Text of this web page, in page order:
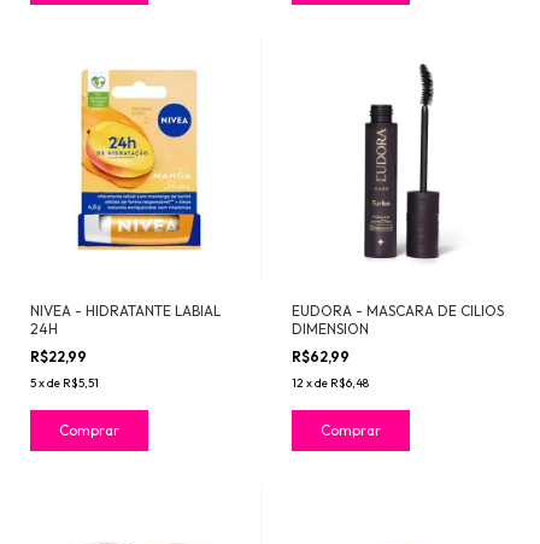
NIVEA - HIDRATANTE LABIAL
24H
R$22,99
5xde R$5,51
Comprar
EUDORA - MASCARA DE CILIOS
DIMENSION
R$62,99
12xde R$6,48